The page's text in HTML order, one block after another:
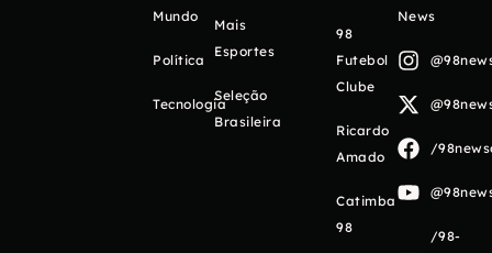
Mundo
Política
Tecnologia
Mais
Esportes
Seleção
Brasileira
98
Futebol
Clube
Ricardo
Amado
Catimba
98
News
/
/98-